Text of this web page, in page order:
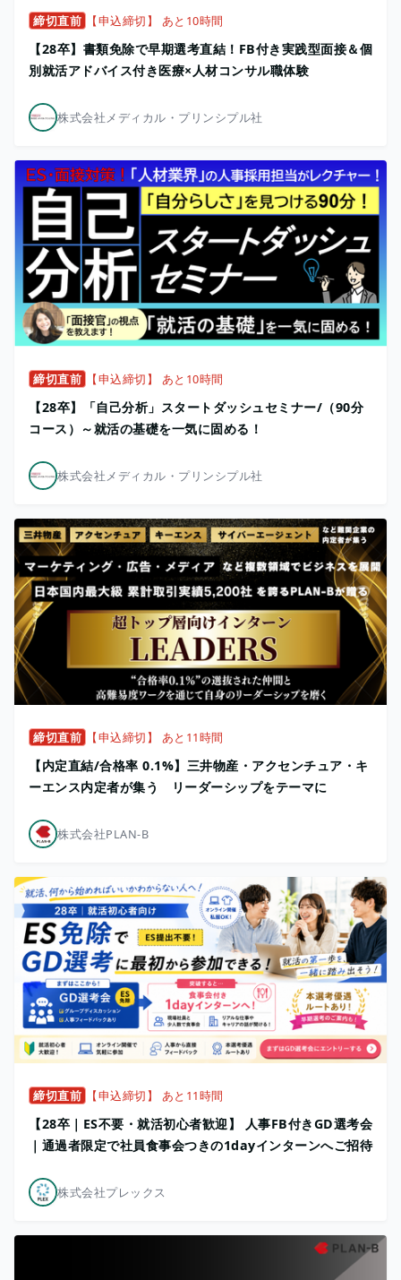
締切直前 【申込締切】 あと10時間
【28卒】書類免除で早期選考直結！FB付き実践型面接＆個
別就活アドバイス付き医療×人材コンサル職体験
株式会社メディカル・プリンシプル社
締切直前 【申込締切】 あと10時間
【28卒】「自己分析」スタートダッシュセミナー/（90分
コース）～就活の基礎を一気に固める！
株式会社メディカル・プリンシプル社
締切直前 【申込締切】 あと11時間
【内定直結/合格率 0.1%】三井物産・アクセンチュア・キ
ーエンス内定者が集う リーダーシップをテーマに
株式会社PLAN-B
締切直前 【申込締切】 あと11時間
【28卒｜ES不要・就活初心者歓迎】 人事FB付きGD選考会
｜通過者限定で社員食事会つきの1dayインターンへご招待
株式会社プレックス